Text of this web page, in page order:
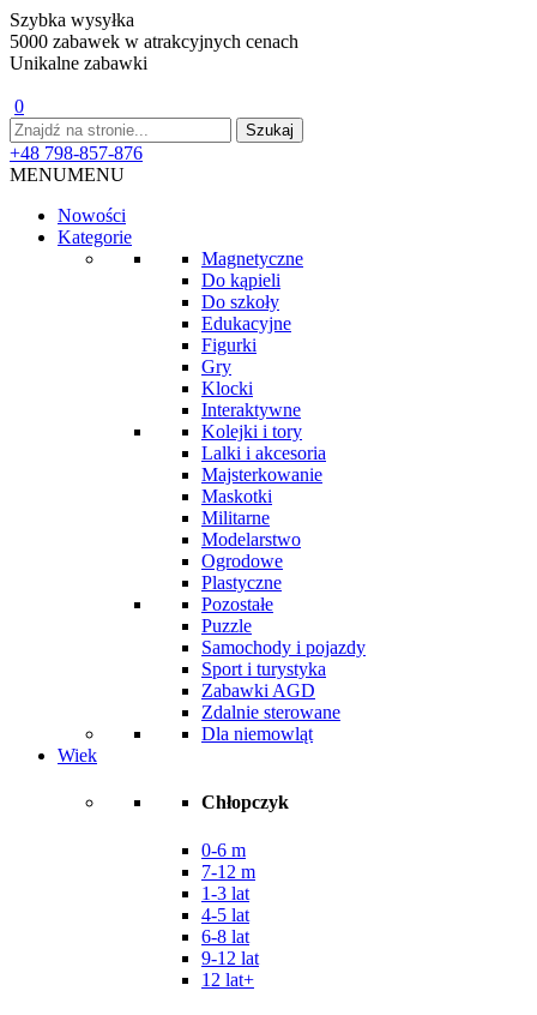
Szybka wysyłka
5000 zabawek w atrakcyjnych cenach
Unikalne zabawki
0
+48 798-857-876
MENUMENU
Nowości
Kategorie
Magnetyczne
Do kąpieli
Do szkoły
Edukacyjne
Figurki
Gry
Klocki
Interaktywne
Kolejki i tory
Lalki i akcesoria
Majsterkowanie
Maskotki
Militarne
Modelarstwo
Ogrodowe
Plastyczne
Pozostałe
Puzzle
Samochody i pojazdy
Sport i turystyka
Zabawki AGD
Zdalnie sterowane
Dla niemowląt
Wiek
Chłopczyk
0-6 m
7-12 m
1-3 lat
4-5 lat
6-8 lat
9-12 lat
12 lat+